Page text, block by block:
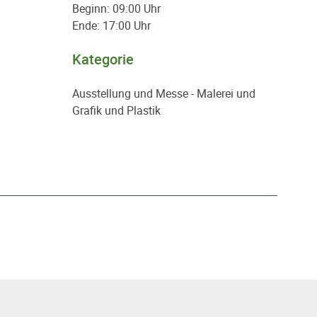
Beginn: 09:00 Uhr
Ende: 17:00 Uhr
Kategorie
Ausstellung und Messe - Malerei und
Grafik und Plastik